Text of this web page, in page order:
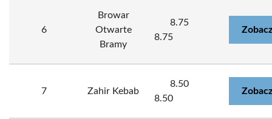
6
Browar
Otwarte
Bramy
8.75
8.75
7 Zahir Kebab
8.50
8.50